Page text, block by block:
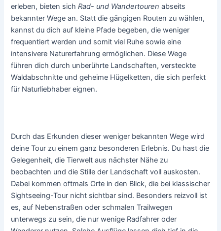
erleben, bieten sichRad- und Wandertouren abseits
bekannter Wege an. Statt die gängigen Routen zu wählen,
kannst du dich auf kleine Pfade begeben, die weniger
frequentiert werden und somit viel Ruhe sowie eine
intensivere Naturerfahrung ermöglichen. Diese Wege
führen dich durch unberührte Landschaften, versteckte
Waldabschnitte und geheime Hügelketten, die sich perfekt
für Naturliebhaber eignen.
Durch das Erkunden dieser weniger bekannten Wege wird
deine Tour zu einem ganz besonderen Erlebnis. Du hast die
Gelegenheit, die Tierwelt aus nächster Nähe zu
beobachten und die Stille der Landschaft voll auskosten.
Dabei kommen oftmals Orte in den Blick, die bei klassischer
Sightseeing-Tour nicht sichtbar sind. Besonders reizvoll ist
es, auf Nebenstraßen oder schmalen Trailwegen
unterwegs zu sein, die nur wenige Radfahrer oder